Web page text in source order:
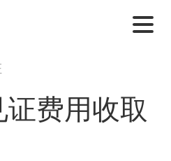
费用收取